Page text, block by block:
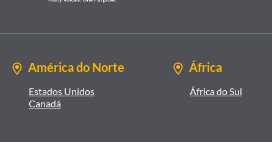
América do Norte
Estados Unidos
Canadá
África
África do Sul